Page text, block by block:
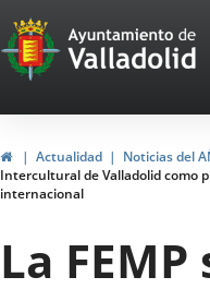
Portal
Web
del
de
Valladolid
InicioActualidad Noticias del
Intercultural de Valladolid como
internacional
La